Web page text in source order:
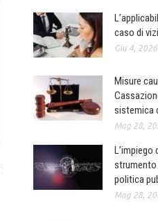
caso di
Giu 4, 2026
Misure
sistemica
Mag 28,
L’impiego
strumento
politica
Mag 28,